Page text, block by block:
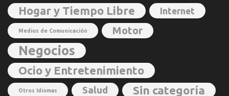
Hogar y Tiempo Libre Internet
Medios de Comunicación Motor
Negocios
Ocio y Entretenimiento
Otros Idiomas Salud Sin categoría